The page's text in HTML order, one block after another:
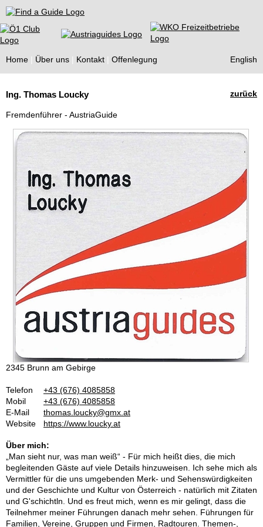
Find a Guide
Home Über uns Kontakt Offenlegung English
Guides
zurück
Ing. Thomas Loucky
Fremdenführer - AustriaGuide
2345 Brunn am Gebirge
Telefon
+43 (676) 4085858
Mobil
+43 (676) 4085858
E-Mail
thomas.loucky@gmx.at
Website
https://www.loucky.at
Über mich:
„Man sieht nur, was man weiß“ - Für mich heißt dies, die mich
begleitenden Gäste auf viele Details hinzuweisen. Ich sehe mich als
Vermittler für die uns umgebenden Merk- und Sehenswürdigkeiten
und der Geschichte und Kultur von Österreich - natürlich mit Zitaten
und G'schichtln. Und es freut mich, wenn es mir gelingt, dass die
Teilnehmer meiner Führungen danach mehr sehen. Führungen für
Familien, Vereine, Gruppen und Firmen, Radtouren. Themen-,